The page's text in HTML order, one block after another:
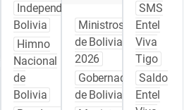
Independencia
Bolivia
Himno
Nacional
de
Bolivia
Ministros
de Bolivia
2026
Gobernadores
de Bolivia
SMS
Entel
Viva
Tigo
Saldo
Entel